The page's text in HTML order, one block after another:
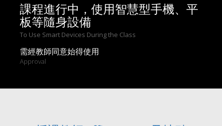
課程進行中，使用智慧型手機、平
板等隨身設備
To Use Smart Devices During the Class
需經教師同意始得使用
Approval